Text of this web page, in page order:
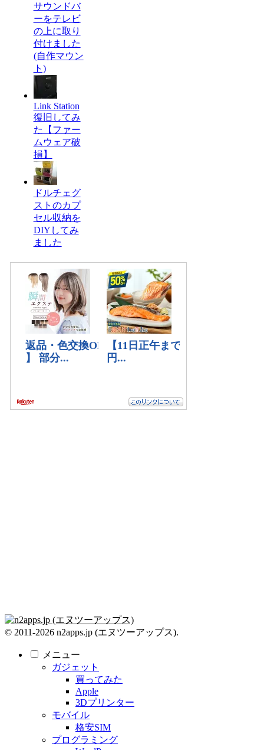
サウンドバ
ーをテレビ
の上に取り
付けました
(自作マウン
ト)
Link Station
復旧してみ
た【ファー
ムウェア破
損】
ドルチェグ
ストのカプ
セル収納を
DIYしてみ
ました
© 2011-2026 n2apps.jp (エヌツーアップス).
メニュー
ガジェット
買ってみた
Apple
3Dプリンター
モバイル
格安SIM
プログラミング